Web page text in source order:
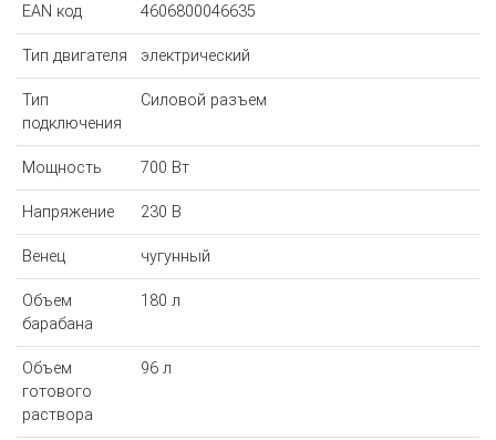
EAN код 4606800046635
Тип двигателя электрический
Тип
подключения
Силовой разъем
Мощность 700 Вт
Напряжение 230 В
Венец чугунный
Объем
барабана
180 л
Объем
готового
раствора
96 л